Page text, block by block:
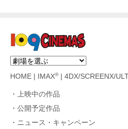
HOME IMAX®| 4DX/SCREENX/
上映中の作品
公開予定作品
ニュース・キャンペーン